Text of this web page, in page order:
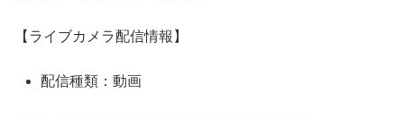
【ライブカメラ配信情報】
配信種類：動画